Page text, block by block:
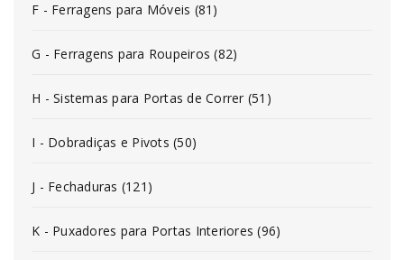
F - Ferragens para Móveis (81)
G - Ferragens para Roupeiros (82)
H - Sistemas para Portas de Correr (51)
I - Dobradiças e Pivots (50)
J - Fechaduras (121)
K - Puxadores para Portas Interiores (96)